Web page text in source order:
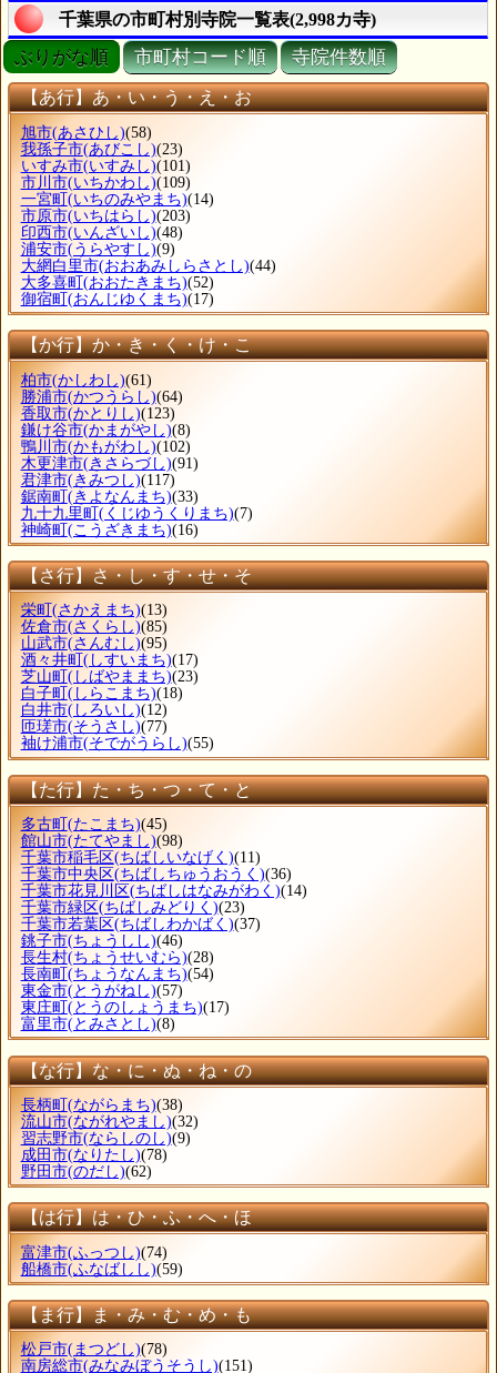
千葉県の市町村別寺院一覧表(2,998カ寺)
ぶりがな順 市町村コード順 寺院件数順
【あ行】あ・い・う・え・お
旭市(あさひし)(58)
我孫子市(あびこし)(23)
いすみ市(いすみし)(101)
市川市(いちかわし)(109)
一宮町 (いちのみやまち)(14)
市原市(いちはらし)(203)
印西市(いんざいし)(48)
浦安市(うらやすし)(9)
大網白里市(おおあみしらさとし)(44)
大多喜町 (おおたきまち)(52)
御宿町 (おんじゆくまち)(17)
【か行】か・き・く・け・こ
柏市(かしわし)(61)
勝浦市(かつうらし)(64)
香取市(かとりし)(123)
鎌け谷市(かまがやし)(8)
鴨川市(かもがわし)(102)
木更津市(きさらづし)(91)
君津市(きみつし)(117)
鋸南町(きよなんまち)(33)
九十九里町(くじゆうくりまち)(7)
神崎町(こうざきまち)(16)
【さ行】さ・し・す・せ・そ
栄町 (さかえまち)(13)
佐倉市(さくらし)(85)
山武市(さんむし)(95)
酒々井町 (しすいまち)(17)
芝山町 (しばやままち)(23)
白子町 (しらこまち)(18)
白井市(しろいし)(12)
匝瑳市(そうさし)(77)
袖け浦市(そでがうらし)(55)
【た行】た・ち・つ・て・と
多古町 (たこまち)(45)
館山市(たてやまし)(98)
千葉市稲毛区(ちばしいなげく)(11)
千葉市中央区(ちばしちゅうおうく)(36)
千葉市花見川区(ちばしはなみがわく)(14)
千葉市緑区(ちばしみどりく)(23)
千葉市若葉区(ちばしわかばく)(37)
銚子市(ちょうしし)(46)
長生村(ちょうせいむら)(28)
長南町 (ちょうなんまち)(54)
東金市(とうがねし)(57)
東庄町 (とうのしょうまち)(17)
富里市(とみさとし)(8)
【な行】な・に・ぬ・ね・の
長柄町 (ながらまち)(38)
流山市(ながれやまし)(32)
習志野市(ならしのし)(9)
成田市(なりたし)(78)
野田市(のだし)(62)
【は行】は・ひ・ふ・へ・ほ
富津市(ふっつし)(74)
船橋市(ふなばしし)(59)
【ま行】ま・み・む・め・も
松戸市(まつどし)(78)
南房総市(みなみぼうそうし)(151)